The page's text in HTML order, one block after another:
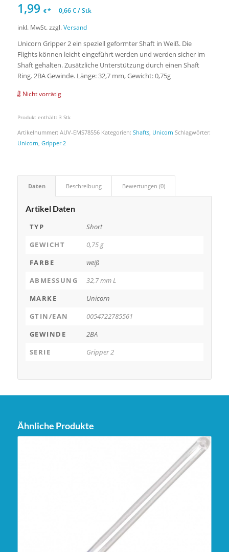
1,99 €* 0,66€/Stk
inkl. MwSt. zzgl.Versand
Unicorn Gripper 2 ein speziell geformter Shaft in Weiß. Die
Flights können leicht eingeführt werden und werden sicher im
Shaft gehalten. Zusätzliche Unterstützung durch einen Shaft
Ring. 2BA Gewinde. Länge: 32,7 mm, Gewicht: 0,75g
Nicht vorrätig
Produkt enthält: 3 Stk
Artikelnummer: AUV-EMS78556 Kategorien: Shafts, Unicorn Schlagwörter:
Unicorn Gripper 2
Daten Beschreibung Bewertungen (0)
Artikel Daten
TYP
Short
GEWICHT
0,75 g
FARBE
weiß
ABMESSUNG
32,7 mm L
MARKE
Unicorn
GTIN/EAN
0054722785561
GEWINDE
2BA
SERIE
Gripper 2
Ähnliche Produkte